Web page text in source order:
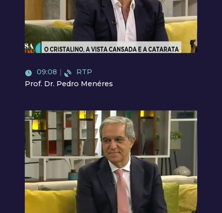
Video
09:08 |
RTP
Prof. Dr. Pedro Menéres
Video